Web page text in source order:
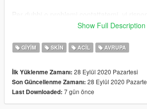
Helmet file: https://www.gta5-mods.com/
police-psp-bike-officer-portugal-police
Show Full Description
GIYIM SKIN ACIL AVRUPA
İlk Yüklenme Zamanı: 28 Eylül 2020 Pazartesi
Son Güncellenme Zamanı: 28 Eylül 2020
Last Downloaded: 7 gün önce